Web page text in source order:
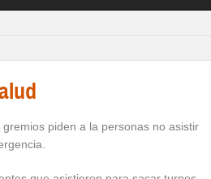
piden a la personas no asistir